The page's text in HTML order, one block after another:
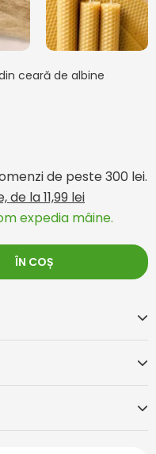
ceară de albine
de peste 300 lei.
la 11,99 lei
expedia mâine.
ÎN COȘ